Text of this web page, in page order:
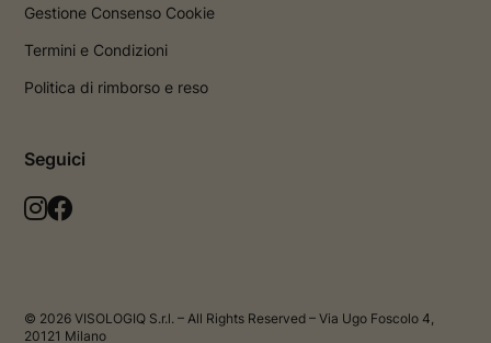
Gestione Consenso Cookie
Termini e Condizioni
Politica di rimborso e reso
Seguici
L
a
g g
© 2026 VISOLOGIQ S.r.l. – All Rights Reserved – Via Ugo Foscolo 4,
20121 Milano